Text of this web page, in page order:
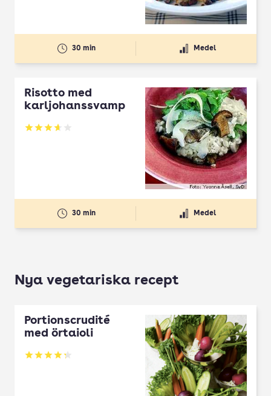
30 min Medel
Risotto med
karljohanssvamp
Betyg: 3.65 av 5
30 min Medel
Nya vegetariska recept
Portionscrudité
med örtaioli
Betyg: 4.27 av 5